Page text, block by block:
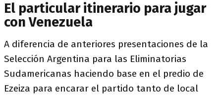
El particular itinerario para jugar
con Venezuela
A diferencia de anteriores presentaciones de la
Selección Argentina para las Eliminatorias
Sudamericanas haciendo base en el predio de
Ezeiza para encarar el partido tanto de local